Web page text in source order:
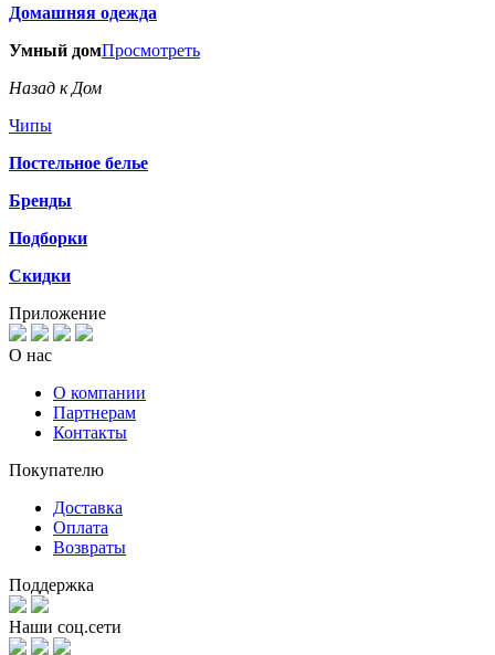
Домашняя одежда
Умный домПросмотреть
Назад к Дом
Чипы
Постельное белье
Бренды
Подборки
Скидки
Приложение
О нас
О компании
Партнерам
Контакты
Покупателю
Доставка
Оплата
Возвраты
Поддержка
Наши соц.сети